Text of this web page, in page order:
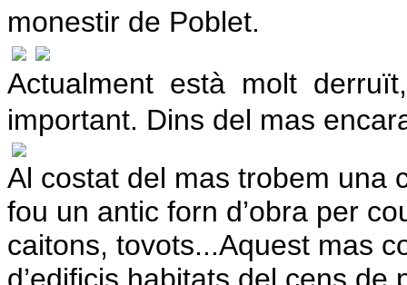
monestir de Poblet.
Actualment està molt
important. Dins del mas
Al costat del mas trobem una
fou un antic forn d’obra per
caitons, tovots...Aquest mas
d’edificis habitats del cens de